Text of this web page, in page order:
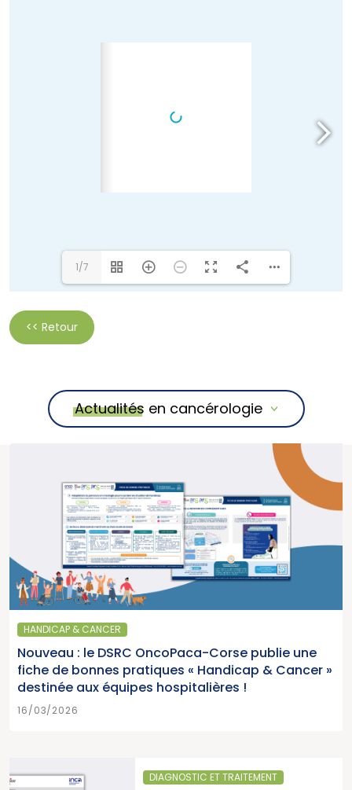
1/7
<< Retour
Actualités en cancérologie
HANDICAP & CANCER
Nouveau : le DSRC OncoPaca-Corse publie une
fiche de bonnes pratiques « Handicap & Cancer »
destinée aux équipes hospitalières !
16/03/2026
SANTÉ PUBLIQUE